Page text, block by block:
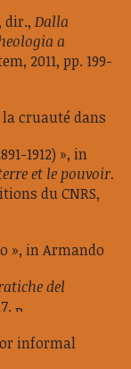
dir., Dalla
a
2011, pp. 199-
cruauté dans
1912) », in
et le pouvoir.
du CNRS,
», in Armando
del
informal